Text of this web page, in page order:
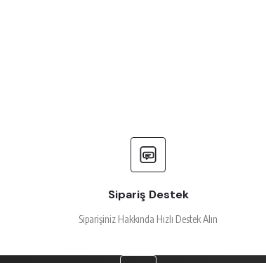
Sipariş Destek
Siparişiniz Hakkında Hızlı Destek Alın